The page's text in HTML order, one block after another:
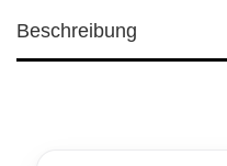
Beschreibung